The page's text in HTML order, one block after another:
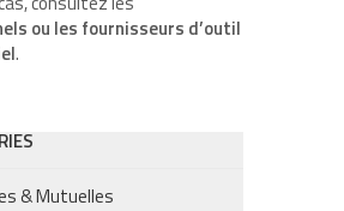
ou les fournisseurs d’outil
.
& Mutuelles